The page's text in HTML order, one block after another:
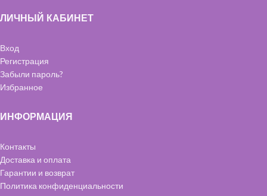
ЛИЧНЫЙ КАБИНЕТ
Вход
Регистрация
Забыли пароль?
Избранное
ИНФОРМАЦИЯ
Контакты
Доставка и оплата
Гарантии и возврат
Политика конфиденциальности